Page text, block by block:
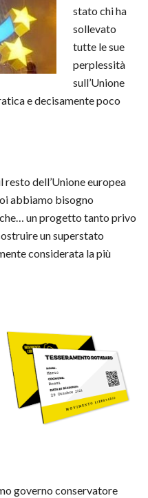
stato chi ha
sollevato
tutte le sue
perplessità
sull’Unione
e decisamente poco
resto dell’Unione europea
abbiamo bisogno
un progetto tanto privo
un superstato
considerata la più
governo conservatore